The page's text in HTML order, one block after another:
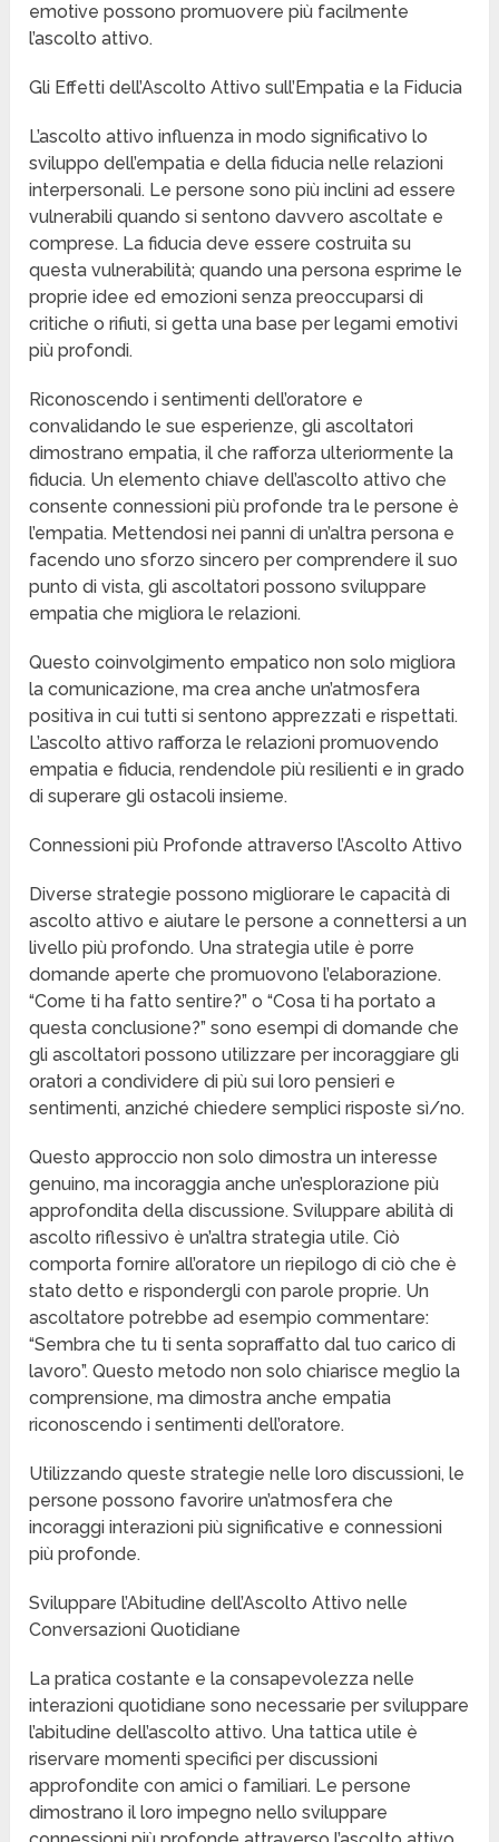
emotive possono promuovere più facilmente
l’ascolto attivo.
Gli Effetti dell’Ascolto Attivo sull’Empatia e la Fiducia
L’ascolto attivo influenza in modo significativo lo
sviluppo dell’empatia e della fiducia nelle relazioni
interpersonali. Le persone sono più inclini ad essere
vulnerabili quando si sentono davvero ascoltate e
comprese. La fiducia deve essere costruita su
questa vulnerabilità; quando una persona esprime le
proprie idee ed emozioni senza preoccuparsi di
critiche o rifiuti, si getta una base per legami emotivi
più profondi.
Riconoscendo i sentimenti dell’oratore e
convalidando le sue esperienze, gli ascoltatori
dimostrano empatia, il che rafforza ulteriormente la
fiducia. Un elemento chiave dell’ascolto attivo che
consente connessioni più profonde tra le persone è
l’empatia. Mettendosi nei panni di un’altra persona e
facendo uno sforzo sincero per comprendere il suo
punto di vista, gli ascoltatori possono sviluppare
empatia che migliora le relazioni.
Questo coinvolgimento empatico non solo migliora
la comunicazione, ma crea anche un’atmosfera
positiva in cui tutti si sentono apprezzati e rispettati.
L’ascolto attivo rafforza le relazioni promuovendo
empatia e fiducia, rendendole più resilienti e in grado
di superare gli ostacoli insieme.
Connessioni più Profonde attraverso l’Ascolto Attivo
Diverse strategie possono migliorare le capacità di
ascolto attivo e aiutare le persone a connettersi a un
livello più profondo. Una strategia utile è porre
domande aperte che promuovono l’elaborazione.
“Come ti ha fatto sentire?” o “Cosa ti ha portato a
questa conclusione?” sono esempi di domande che
gli ascoltatori possono utilizzare per incoraggiare gli
oratori a condividere di più sui loro pensieri e
sentimenti, anziché chiedere semplici risposte sì/no.
Questo approccio non solo dimostra un interesse
genuino, ma incoraggia anche un’esplorazione più
approfondita della discussione. Sviluppare abilità di
ascolto riflessivo è un’altra strategia utile. Ciò
comporta fornire all’oratore un riepilogo di ciò che è
stato detto e rispondergli con parole proprie. Un
ascoltatore potrebbe ad esempio commentare:
“Sembra che tu ti senta sopraffatto dal tuo carico di
lavoro”. Questo metodo non solo chiarisce meglio la
comprensione, ma dimostra anche empatia
riconoscendo i sentimenti dell’oratore.
Utilizzando queste strategie nelle loro discussioni, le
persone possono favorire un’atmosfera che
incoraggi interazioni più significative e connessioni
più profonde.
Sviluppare l’Abitudine dell’Ascolto Attivo nelle
Conversazioni Quotidiane
La pratica costante e la consapevolezza nelle
interazioni quotidiane sono necessarie per sviluppare
l’abitudine dell’ascolto attivo. Una tattica utile è
riservare momenti specifici per discussioni
approfondite con amici o familiari. Le persone
dimostrano il loro impegno nello sviluppare